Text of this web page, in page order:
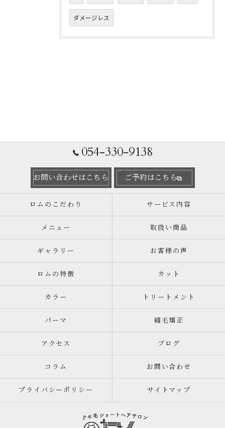
ダメージレス
054-330-9138
お問い合わせはこちら ご予約はこちら
ロムのこだわり サービス内容
メニュー 取扱い商品
ギャラリー お客様の声
ロムの特徴 カット
カラー トリートメント
パーマ 縮毛矯正
アクセス ブログ
コラム お問い合わせ
プライバシーポリシー サイトマップ